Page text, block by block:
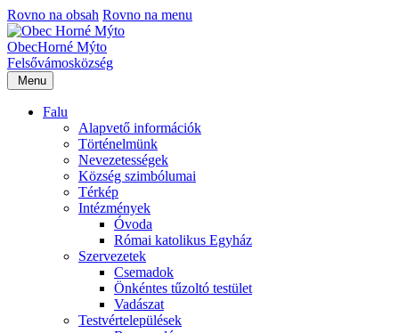
Rovno na obsah Rovno na menu
ObecHorné Mýto
Felsővámosközség
Menu
Falu
Alapvető információk
Történelmünk
Nevezetességek
Község szimbólumai
Térkép
Intézmények
Óvoda
Római katolikus Egyház
Szervezetek
Csemadok
Önkéntes tűzoltó testület
Vadászat
Testvértelepülések